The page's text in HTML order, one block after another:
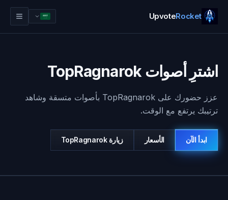
UpvoteRocket
اشترِ أصوات TopRagnarok
عزز حضورك على TopRagnarok بأصوات متسقة وشاهد
ترتيبك يرتفع مع الوقت.
ابدأ الآن الأسعار زيارة TopRagnarok